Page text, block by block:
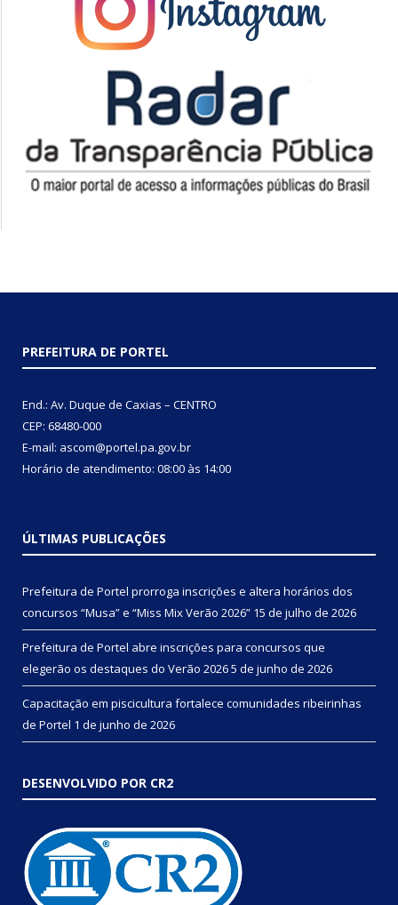
PREFEITURA DE PORTEL
End.: Av. Duque de Caxias – CENTRO
CEP: 68480-000
E-mail: ascom@portel.pa.gov.br
Horário de atendimento: 08:00 às 14:00
ÚLTIMAS PUBLICAÇÕES
Prefeitura de Portel prorroga inscrições e altera horários dos
concursos “Musa” e “Miss Mix Verão 2026” 15 de julho de 2026
Prefeitura de Portel abre inscrições para concursos que
elegerão os destaques do Verão 20265 de junho de 2026
Capacitação em piscicultura fortalece comunidades ribeirinhas
de Portel 1 de junho de 2026
DESENVOLVIDO POR CR2